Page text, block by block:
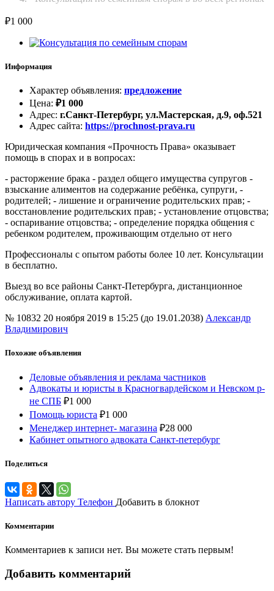
₽1 000
Информация
Характер объявления: предложение
Цена: ₽1 000
Адрес: г.Санкт-Петербург, ул.Мастерская, д.9, оф.521
Адрес сайта: https://prochnost-prava.ru
Юридическая компания «Прочность Права» оказывает
помощь в спорах и в вопросах:
- расторжение брака - раздел общего имущества супругов -
взыскание алиментов на содержание ребёнка, супруги, -
родителей; - лишение и ограничение родительских прав; -
восстановление родительских прав; - установление отцовства;
- оспаривание отцовства; - определение порядка общения с
ребенком родителем, проживающим отдельно от него
Профессионалы с опытом работы более 10 лет. Консультации
в бесплатно.
Выезд во все районы Санкт-Петербурга, дистанционное
обслуживание, оплата картой.
№ 10832 20 ноября 2019 в 15:25 (до 19.01.2038) Александр
Владимирович
Похожие объявления
Деловые объявления и реклама частников
Адвокаты и юристы в Красногвардейском и Невском р-
не СПБ ₽1 000
Помощь юриста ₽1 000
Менеджер интернет- магазина ₽28 000
Кабинет опытного адвоката Санкт-петербург
Поделиться
Написать автору Телефон Добавить в блокнот
Комментарии
Комментариев к записи нет. Вы можете стать первым!
Добавить комментарий